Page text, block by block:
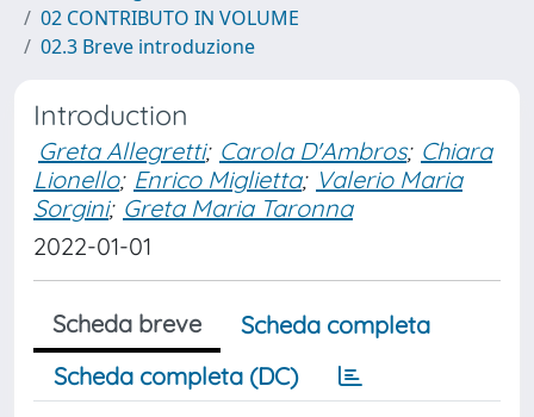
02 CONTRIBUTO IN VOLUME
02.3 Breve introduzione
Introduction
Greta Allegretti; Carola D'Ambros; Chiara
Lionello; Enrico Miglietta; Valerio Maria
Sorgini; Greta Maria Taronna
2022-01-01
Scheda breve
Scheda completa
Scheda completa (DC)